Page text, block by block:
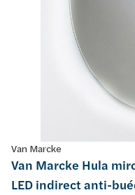
Van Marcke
Van Marcke Hula
LED indirect anti-